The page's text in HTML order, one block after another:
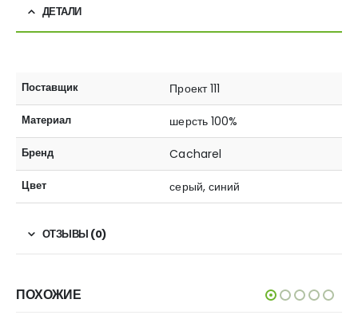
ДЕТАЛИ
Поставщик Проект 111
Материал шерсть 100%
Бренд Cacharel
Цвет серый, синий
ОТЗЫВЫ (0)
ПОХОЖИЕ